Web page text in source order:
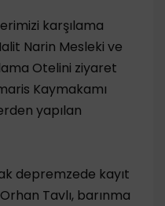
karşılama
Narin Mesleki ve
Otelini ziyaret
Kaymakamı
yapılan
depremzede kayıt
Tavlı, barınma